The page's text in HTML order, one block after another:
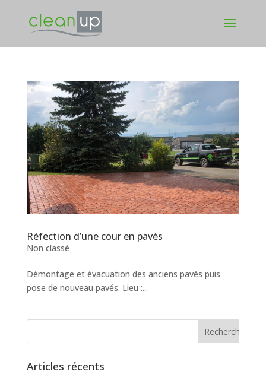
Réfection d’une cour en pavés
Non classé
Démontage et évacuation des anciens pavés puis
pose de nouveau pavés. Lieu :...
Articles récents